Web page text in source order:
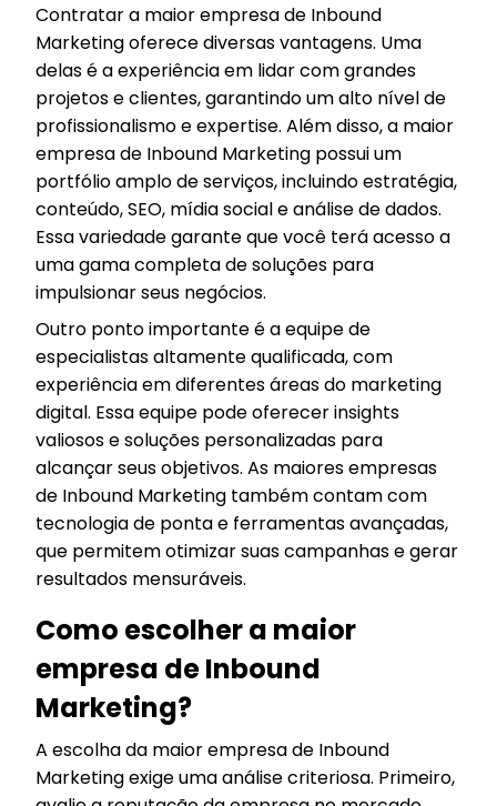
Contratar a maior empresa de Inbound
Marketing oferece diversas vantagens. Uma
delas é a experiência em lidar com grandes
projetos e clientes, garantindo um alto nível de
profissionalismo e expertise. Além disso, a maior
empresa de Inbound Marketing possui um
portfólio amplo de serviços, incluindo estratégia,
conteúdo, SEO, mídia social e análise de dados.
Essa variedade garante que você terá acesso a
uma gama completa de soluções para
impulsionar seus negócios.
Outro ponto importante é a equipe de
especialistas altamente qualificada, com
experiência em diferentes áreas do marketing
digital. Essa equipe pode oferecer insights
valiosos e soluções personalizadas para
alcançar seus objetivos. As maiores empresas
de Inbound Marketing também contam com
tecnologia de ponta e ferramentas avançadas,
que permitem otimizar suas campanhas e gerar
resultados mensuráveis.
Como escolher a maior
empresa de Inbound
Marketing?
A escolha da maior empresa de Inbound
Marketing exige uma análise criteriosa. Primeiro,